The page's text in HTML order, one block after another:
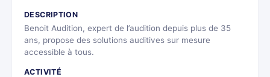
DESCRIPTION
Benoit Audition, expert de l’audition depuis plus de 35
ans, propose des solutions auditives sur mesure
accessible à tous.
ACTIVITÉ